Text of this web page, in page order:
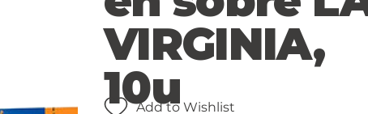
VIRGINIA,
10u
Add to Wishlist